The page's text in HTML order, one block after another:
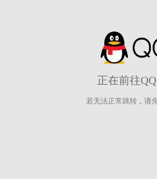
正在前往QQ
若无法正常跳转，请